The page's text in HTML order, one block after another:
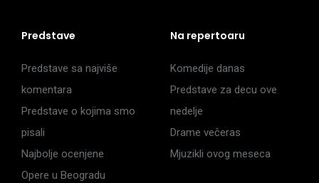
Predstave
Predstave sa najviše
komentara
Predstave o kojima smo
pisali
Najbolje ocenjene
Opere u Beogradu
Na repertoaru
Komedije danas
Predstave za decu ove
nedelje
Drame večeras
Mjuzikli ovog meseca